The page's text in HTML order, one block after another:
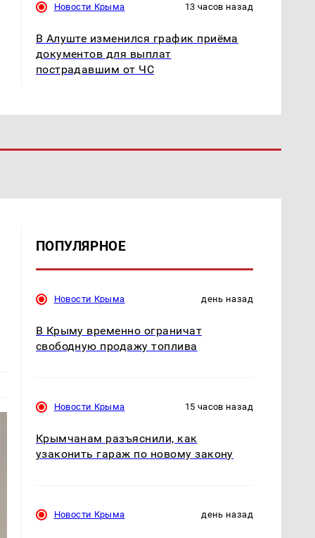
Новости Крыма 13 часов назад
В Алуште изменился график приёма
документов для выплат
пострадавшим от ЧС
ПОПУЛЯРНОЕ
Новости Крыма день назад
В Крыму временно ограничат
свободную продажу топлива
Новости Крыма 15 часов назад
Крымчанам разъяснили, как
узаконить гараж по новому закону
Новости Крыма день назад